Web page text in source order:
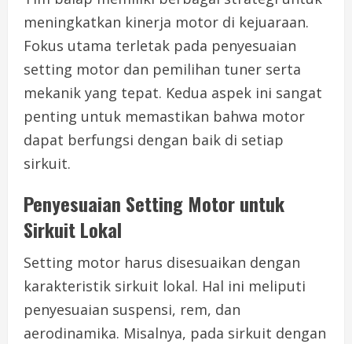
meningkatkan kinerja motor di kejuaraan.
Fokus utama terletak pada penyesuaian
setting motor dan pemilihan tuner serta
mekanik yang tepat. Kedua aspek ini sangat
penting untuk memastikan bahwa motor
dapat berfungsi dengan baik di setiap
sirkuit.
Penyesuaian Setting Motor untuk
Sirkuit Lokal
Setting motor harus disesuaikan dengan
karakteristik sirkuit lokal. Hal ini meliputi
penyesuaian suspensi, rem, dan
aerodinamika. Misalnya, pada sirkuit dengan